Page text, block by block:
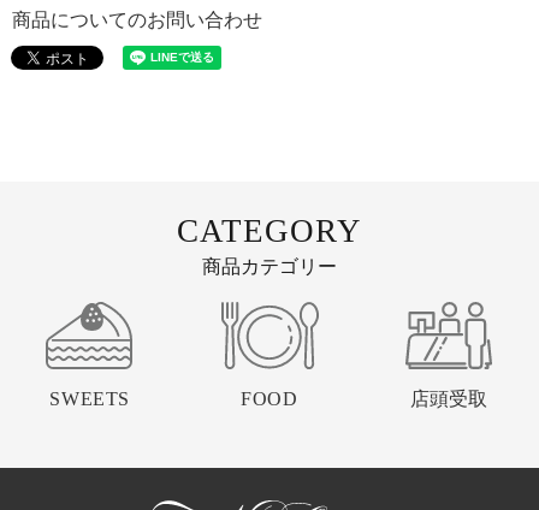
商品についてのお問い合わせ
CATEGORY
商品カテゴリー
SWEETS FOOD 店頭受取